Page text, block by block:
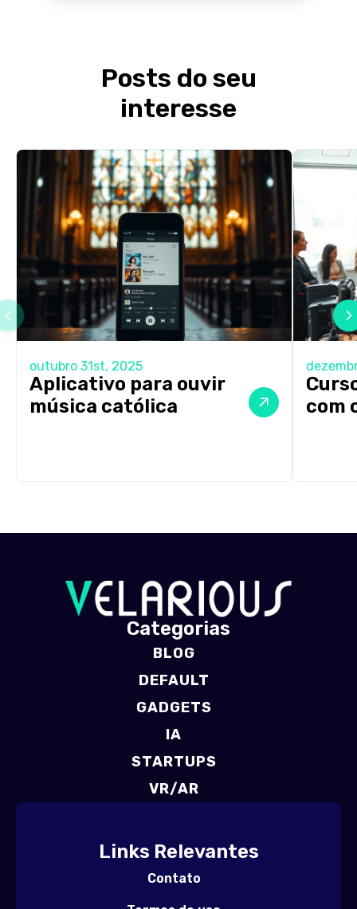
Posts do seu
interesse
outubro 31st, 2025
Aplicativo para ouvir
música católica
com
Categorias
BLOG
DEFAULT
GADGETS
IA
STARTUPS
VR/AR
Links Relevantes
Contato